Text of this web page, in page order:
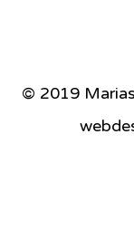
© 2019